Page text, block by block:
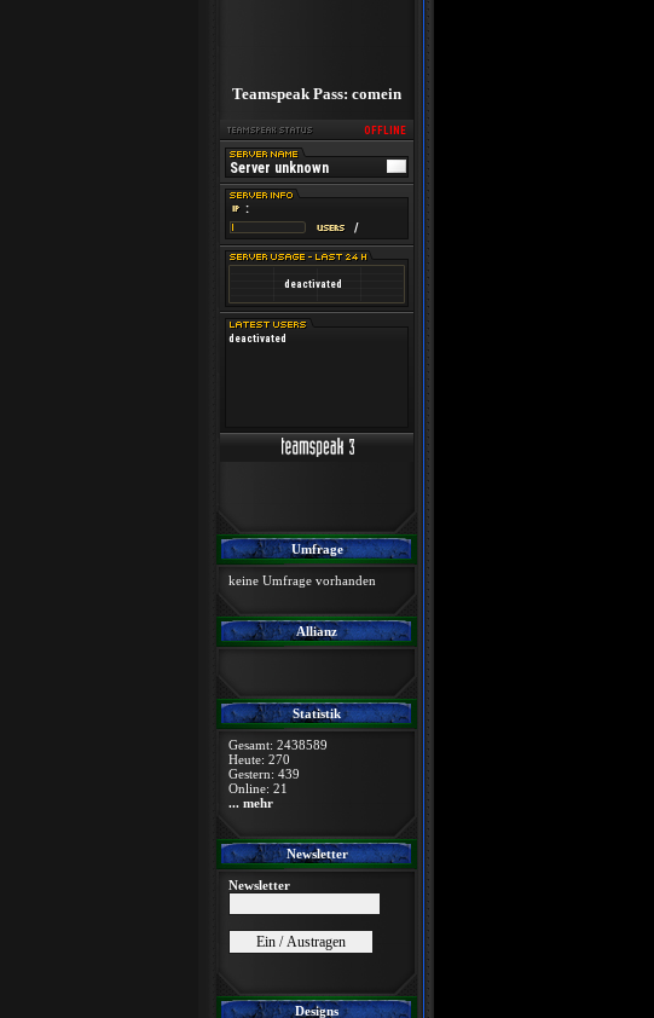
Teamspeak Pass: comein
Umfrage
keine Umfrage vorhanden
Allianz
Statistik
Gesamt: 2438589
Heute: 270
Gestern: 439
Online: 21
... mehr
Newsletter
Newsletter
Designs